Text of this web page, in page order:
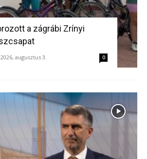
a zágrábi Zrínyi
2026, augusztus 3. 0